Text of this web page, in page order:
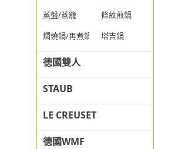
蒸盤/蒸籠
條紋煎鍋
燜燒鍋/再煮鍋
塔吉鍋
德國雙人
STAUB
LE CREUSET
德國WMF